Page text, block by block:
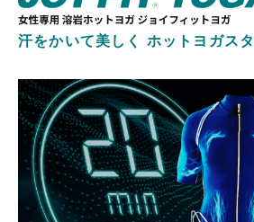
汗をかいて美しく ホットヨガス